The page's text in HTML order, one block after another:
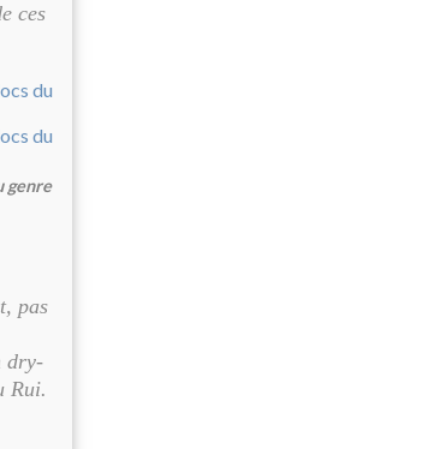
ces
genre
pas
dry-
Rui.